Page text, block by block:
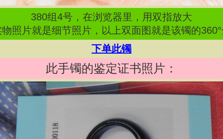
380组4号，在浏览器里，用双指放大
照片就是细节照片，以上双面图就是该镯的
下单此镯
此手镯的鉴定证书照片：